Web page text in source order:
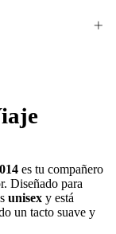
es tu compañero
Diseñado para
unisex y está
un tacto suave y